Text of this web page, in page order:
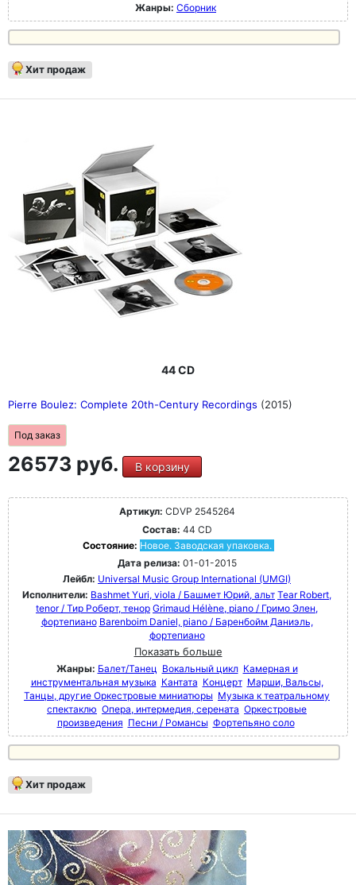
Жанры: Сборник
Хит продаж
44 CD
Pierre Boulez: Complete 20th-Century Recordings (2015)
Под заказ
26573 руб. В корзину
Артикул: CDVP 2545264
Состав: 44 CD
Состояние: Новое. Заводская упаковка.
Дата релиза: 01-01-2015
Лейбл: Universal Music Group International (UMGI)
Исполнители: Bashmet Yuri, viola / Башмет Юрий, альт Tear Robert,
tenor / Тир Роберт, тенор Grimaud Hélène, piano / Гримо Элен,
фортепиано Barenboim Daniel, piano / Баренбойм Даниэль,
фортепиано
Показать больше
Жанры: Балет/Танец Вокальный цикл Камерная и
инструментальная музыка Кантата Концерт Марши, Вальсы,
Танцы, другие Оркестровые миниатюры Музыка к театральному
спектаклю Опера, интермедия, серената Оркестровые
произведения Песни / Романсы Фортепьяно соло
Хит продаж